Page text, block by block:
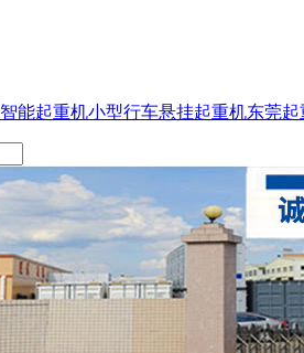
智能起重机小型行车悬挂起重机东莞起